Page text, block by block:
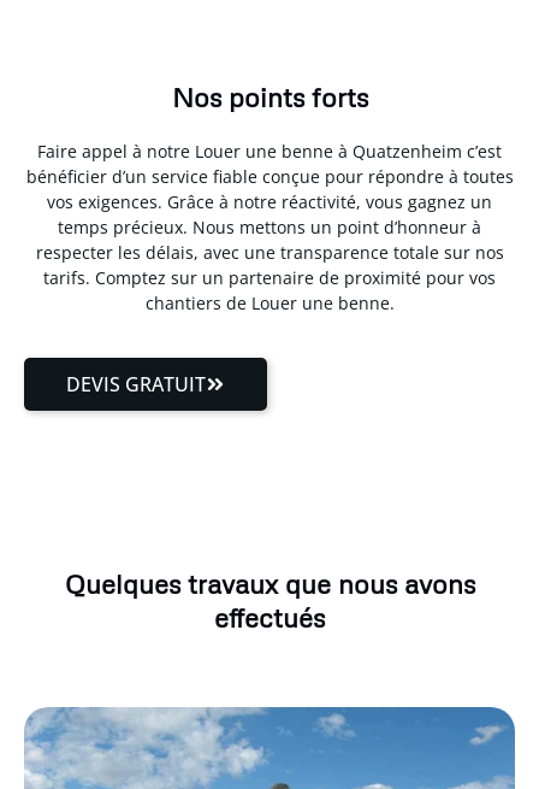
Nos points forts
Faire appel à notre Louer une benne à Quatzenheim c’est
bénéficier d’un service fiable conçue pour répondre à toutes
vos exigences. Grâce à notre réactivité, vous gagnez un
temps précieux. Nous mettons un point d’honneur à
respecter les délais, avec une transparence totale sur nos
tarifs. Comptez sur un partenaire de proximité pour vos
chantiers de Louer une benne.
DEVIS GRATUIT
Quelques travaux que nous avons
effectués